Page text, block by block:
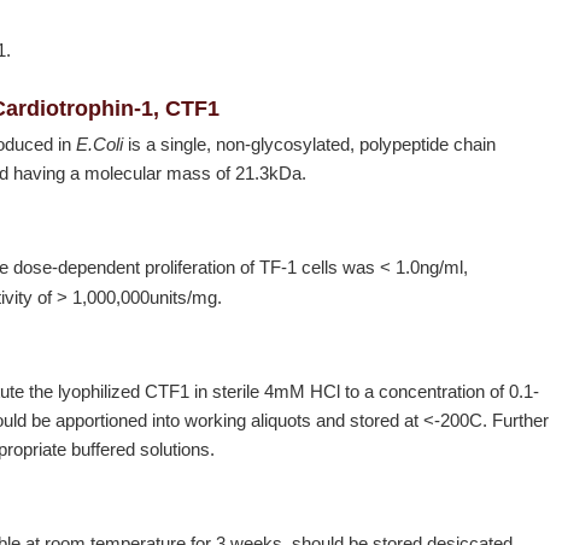
1, CTF1
inE.Coliis a single, non-glycosylated, polypeptide chain
having a molecular mass of 21.3kDa.
dose-dependent proliferation of TF-1 cells was < 1.0ng/ml,
of > 1,000,000units/mg.
the lyophilized CTF1 in sterile 4mM HCl to a concentration of 0.1-
be apportioned into working aliquots and stored at <-200C. Further
buffered solutions.